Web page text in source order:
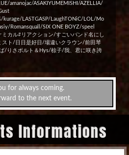
amanojac/ASAKIYUMEMISHI/AZELLIA/
LASTGASP/LaughTONiC/LOL/Mo
Romansquall/SIX ONE BOYZ/speel
カル⇄リアクション/すごいバンド名にし
ト/日日是好日/場違いクラウン/前田琴
/りさボルト＆Hys/椋子/我、君に咲き誇
for always coming.
to the next event.
Informations